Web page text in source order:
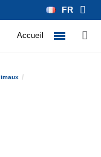
FR
Accueil